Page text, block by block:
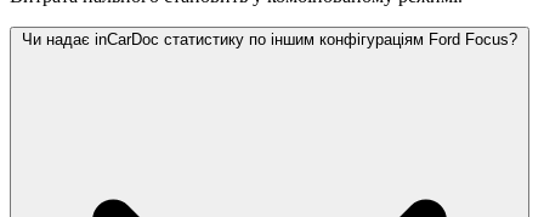
Чи надає inCarDoc статистику по іншим конфігураціям Ford Focus?